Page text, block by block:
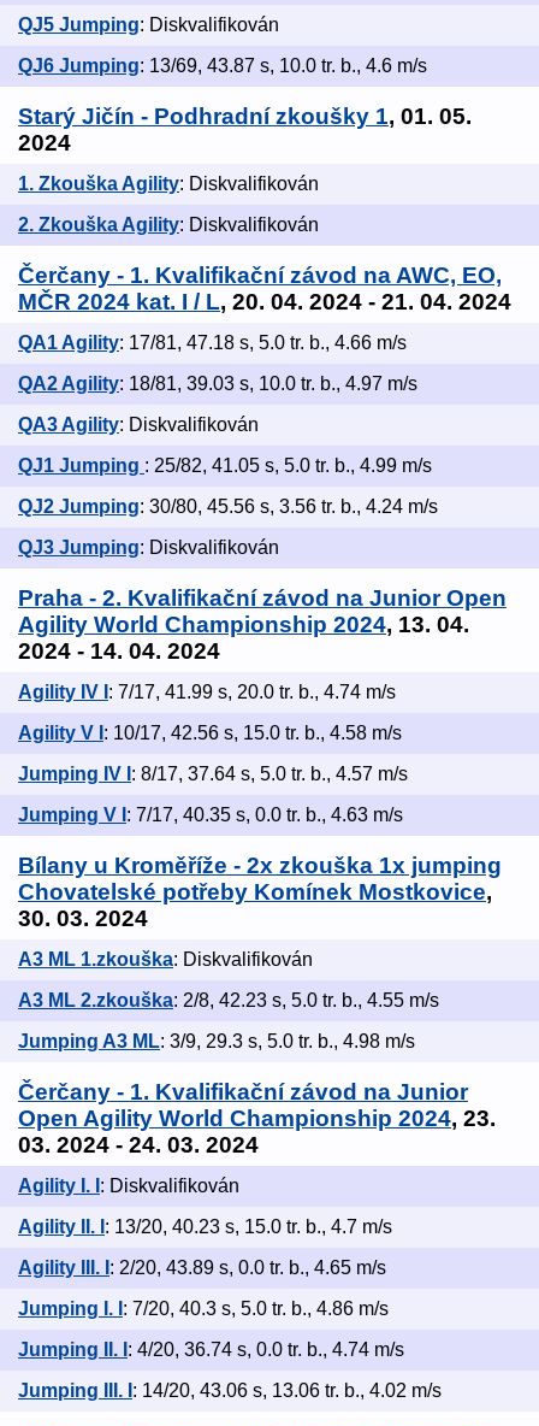
QJ5 Jumping: Diskvalifikován
QJ6 Jumping: 13/69, 43.87 s, 10.0 tr. b., 4.6 m/s
Starý Jičín - Podhradní zkoušky 1, 01. 05.
2024
1. Zkouška Agility: Diskvalifikován
2. Zkouška Agility: Diskvalifikován
Čerčany - 1. Kvalifikační závod na AWC, EO,
MČR 2024 kat. I / L, 20. 04. 2024 - 21. 04. 2024
QA1 Agility: 17/81, 47.18 s, 5.0 tr. b., 4.66 m/s
QA2 Agility: 18/81, 39.03 s, 10.0 tr. b., 4.97 m/s
QA3 Agility: Diskvalifikován
QJ1 Jumping : 25/82, 41.05 s, 5.0 tr. b., 4.99 m/s
QJ2 Jumping: 30/80, 45.56 s, 3.56 tr. b., 4.24 m/s
QJ3 Jumping: Diskvalifikován
Praha - 2. Kvalifikační závod na Junior Open
Agility World Championship 2024, 13. 04.
2024 - 14. 04. 2024
Agility IV I : 7/17, 41.99 s, 20.0 tr. b., 4.74 m/s
Agility V I : 10/17, 42.56 s, 15.0 tr. b., 4.58 m/s
Jumping IV I : 8/17, 37.64 s, 5.0 tr. b., 4.57 m/s
Jumping V I : 7/17, 40.35 s, 0.0 tr. b., 4.63 m/s
Bílany u Kroměříže - 2x zkouška 1x jumping
Chovatelské potřeby Komínek Mostkovice,
30. 03. 2024
A3 ML 1.zkouška: Diskvalifikován
A3 ML 2.zkouška: 2/8, 42.23 s, 5.0 tr. b., 4.55 m/s
Jumping A3 ML: 3/9, 29.3 s, 5.0 tr. b., 4.98 m/s
Čerčany - 1. Kvalifikační závod na Junior
Open Agility World Championship 2024, 23.
03. 2024 - 24. 03. 2024
Agility I. I : Diskvalifikován
Agility II. I : 13/20, 40.23 s, 15.0 tr. b., 4.7 m/s
Agility III. I : 2/20, 43.89 s, 0.0 tr. b., 4.65 m/s
Jumping I. I : 7/20, 40.3 s, 5.0 tr. b., 4.86 m/s
Jumping II. I : 4/20, 36.74 s, 0.0 tr. b., 4.74 m/s
Jumping III. I : 14/20, 43.06 s, 13.06 tr. b., 4.02 m/s